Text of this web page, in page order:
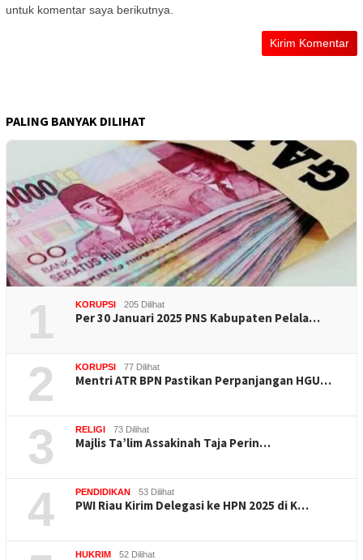
untuk komentar saya berikutnya.
PALING BANYAK DILIHAT
1 KORUPSI 205 Dilihat
Per 30 Januari 2025 PNS Kabupaten Pelala…
2 KORUPSI 77 Dilihat
Mentri ATR BPN Pastikan Perpanjangan HGU…
3 RELIGI 73 Dilihat
Majlis Ta’lim Assakinah Taja Perin…
4 PENDIDIKAN 53 Dilihat
PWI Riau Kirim Delegasi ke HPN 2025 di K…
HUKRIM 52 Dilihat